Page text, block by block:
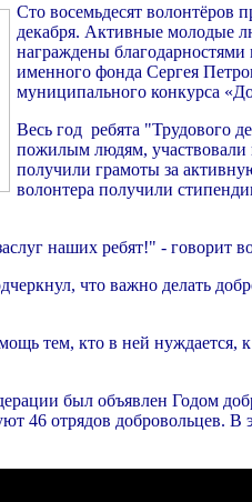
Сто восемьдесят волонтёров
декабря. Активные молодые
награждены
именного фонда Сергея
муниципального конкурса
Весь год ребята "Трудового
пожилым людям, участвовали
получили грамоты за
волонтера получили
наших ребят!" - говорит
что важно делать
тем, кто в ней нуждается,
был объявлен Годом
46 отрядов добровольцев.